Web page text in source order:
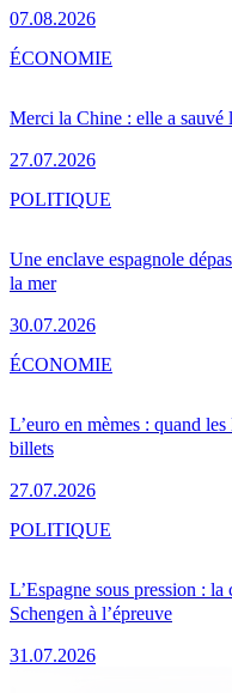
07.08.2026
Merci la Chine : elle a sauvé
27.07.2026
ÉCONOMIE
Une enclave espagnole
la mer
30.07.2026
POLITIQUE
L’euro en mèmes : quand
billets
27.07.2026
ÉCONOMIE
L’Espagne sous pression :
Schengen à l’épreuve
31.07.2026
POLITIQUE